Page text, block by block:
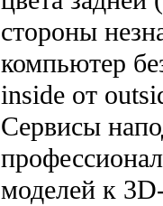
стороны
компьютер
inside от
Сервисы
моделей к